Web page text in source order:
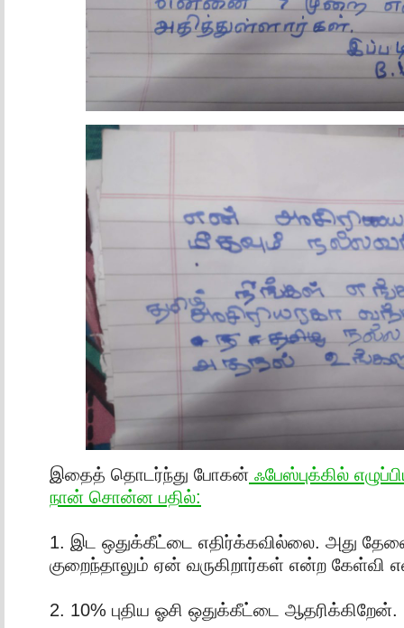
இதைத் தொடர்ந்து போகன் ஃபேஸ்புக்கில்
நான் சொன்ன பதில்:
1. இட ஒதுக்கீட்டை எதிர்க்கவில்லை. அது
குறைந்தாலும் ஏன் வருகிறார்கள் என்ற
2. 10% புதிய ஓசி ஒதுக்கீட்டை ஆதரிக்கிறேன்.